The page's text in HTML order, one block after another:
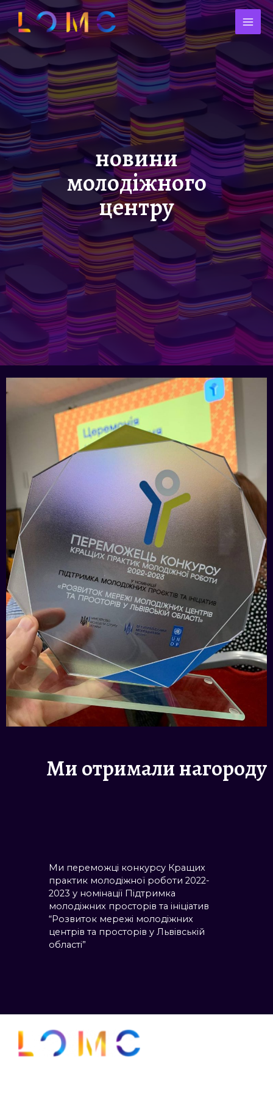
новини
молодіжного
центру
Ми отримали нагороду
Ми переможці конкурсу Кращих
практик молодіжної роботи 2022-
2023 у номінації Підтримка
молодіжних просторів та ініціатив
“Розвиток мережі молодіжних
центрів та просторів у Львівській
області”